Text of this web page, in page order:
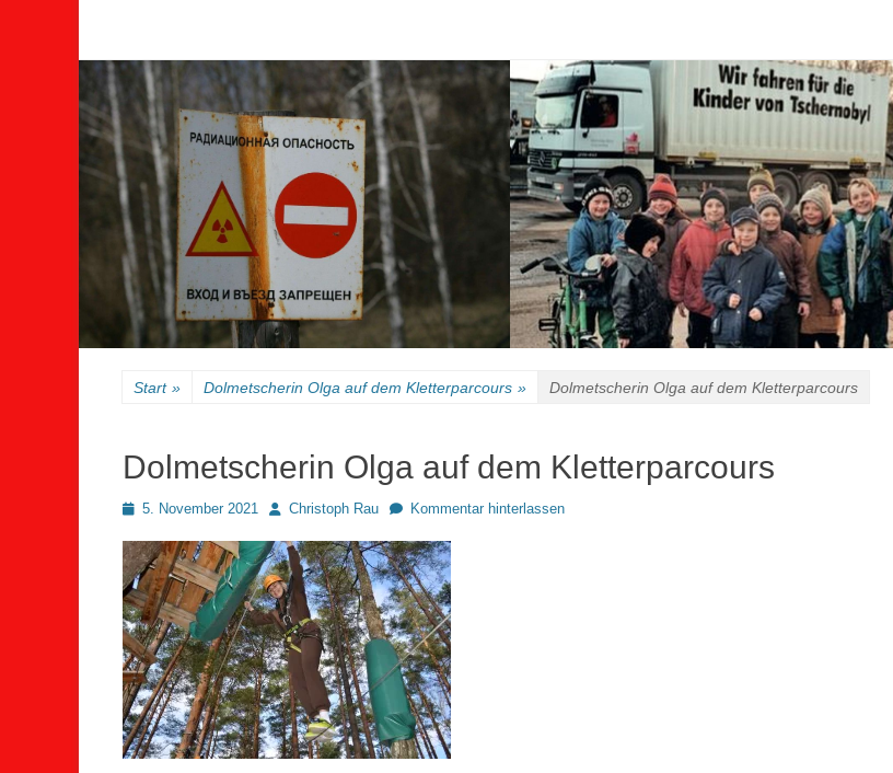
Start » Dolmetscherin Olga auf dem Kletterparcours » Dolmetscherin Olga auf dem Kletterparcours
Dolmetscherin Olga auf dem Kletterparcours
Posted5. November 2021 AutorChristoph Rau Kommentar hinterlassen